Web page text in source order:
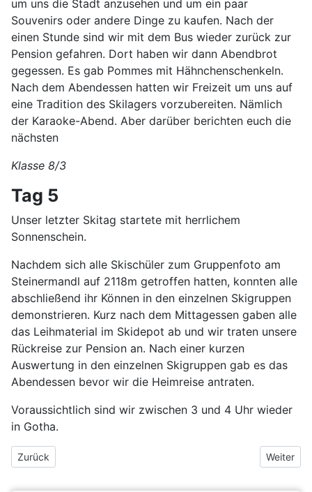
um uns die Stadt anzusehen und um ein paar
Souvenirs oder andere Dinge zu kaufen. Nach der
einen Stunde sind wir mit dem Bus wieder zurück zur
Pension gefahren. Dort haben wir dann Abendbrot
gegessen. Es gab Pommes mit Hähnchenschenkeln.
Nach dem Abendessen hatten wir Freizeit um uns auf
eine Tradition des Skilagers vorzubereiten. Nämlich
der Karaoke-Abend. Aber darüber berichten euch die
nächsten
Klasse 8/3
Tag 5
Unser letzter Skitag startete mit herrlichem
Sonnenschein.
Nachdem sich alle Skischüler zum Gruppenfoto am
Steinermandl auf 2118m getroffen hatten, konnten alle
abschließend ihr Können in den einzelnen Skigruppen
demonstrieren. Kurz nach dem Mittagessen gaben alle
das Leihmaterial im Skidepot ab und wir traten unsere
Rückreise zur Pension an. Nach einer kurzen
Auswertung in den einzelnen Skigruppen gab es das
Abendessen bevor wir die Heimreise antraten.
Voraussichtlich sind wir zwischen 3 und 4 Uhr wieder
in Gotha.
Vorheriger Beitrag: Skilager 2023
Zurück Nächster
Weiter